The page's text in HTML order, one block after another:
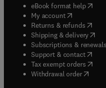
eBook format help(
My account( opens in
Returns & refunds(
Shipping & delivery(
Subscriptions & renewals
Support & contact(
Tax exempt orders(
Withdrawal order